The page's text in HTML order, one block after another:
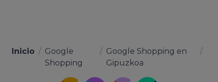
Inicio / Google
Shopping
/ Google Shopping en
Gipuzkoa
/